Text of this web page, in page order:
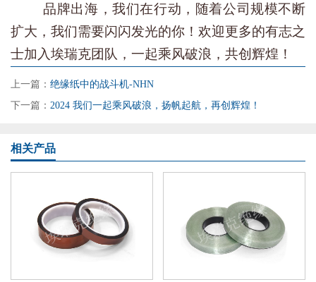
品牌出海，我们在行动，随着公司规模不断
扩大，我们需要闪闪发光的你！欢迎更多的有志之
士加入埃瑞克团队，一起乘风破浪，共创辉煌！
上一篇： 绝缘纸中的战斗机-NHN
下一篇： 2024 我们一起乘风破浪，扬帆起航，再创辉煌！
相关产品